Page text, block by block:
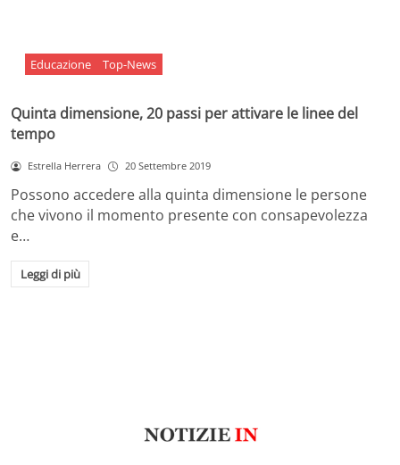
Educazione Top-News
Quinta dimensione, 20 passi per attivare le linee del
tempo
Estrella Herrera 20 Settembre 2019
Possono accedere alla quinta dimensione le persone
che vivono il momento presente con consapevolezza
e…
Leggi di più